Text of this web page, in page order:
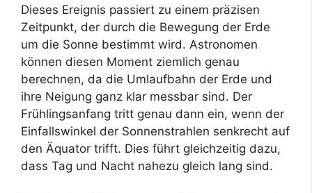
Dieses Ereignis passiert zu einem präzisen
Zeitpunkt, der durch die Bewegung der Erde
um die Sonne bestimmt wird. Astronomen
können diesen Moment ziemlich genau
berechnen, da die Umlaufbahn der Erde und
ihre Neigung ganz klar messbar sind. Der
Frühlingsanfang tritt genau dann ein, wenn der
Einfallswinkel der Sonnenstrahlen senkrecht auf
den Äquator trifft. Dies führt gleichzeitig dazu,
dass Tag und Nacht nahezu gleich lang sind.